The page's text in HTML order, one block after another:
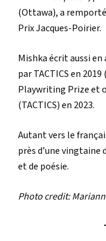
(Ottawa), a remporté
Prix Jacques-Poirier.
Mishka écrit aussi
par TACTICS en
Playwriting Prize et
(TACTICS) en 2023.
Autant vers le
près d’une
et de poésie.
Photo credit: